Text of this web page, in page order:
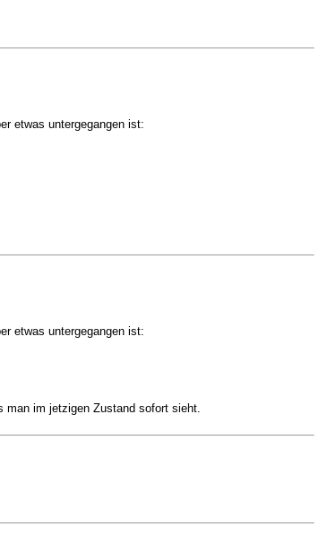
etwas untergegangen ist:
etwas untergegangen ist:
man im jetzigen Zustand sofort sieht.